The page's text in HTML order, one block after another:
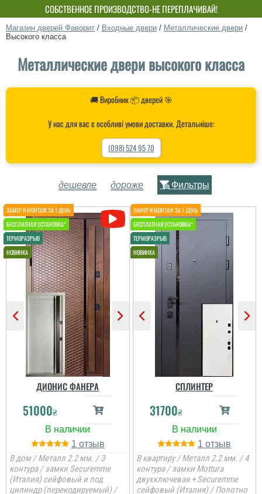
СОБСТВЕННОЕ ПРОИЗВОДСТВО-НЕ ПЕРЕПЛАЧИВАЙ!
Магазин дверей Фаворит / Входные двери / Металлические двери /
Высокого класса
Металлические двери высокого класса
🚚 Виробник 📦 дверей 🎯
У нас для вас є особливі умови доставки. Детальніше:
(098) 524 95 70
дешевле дороже Фильтры
ДИОНИС ФАНЕРА
51000₴
1
В дом / Металл 2.2 мм. / 3
контура / замки Securemme
(Италия) сейфовый и под
цилиндр (перекодируемый) /
СПЛИНТЕР
31700₴
1
В квартиру / Металл 2.2 мм. / 4
контура / замки Mottura
двухключевая + Securemme
сейфовый (Италия) / Полотно